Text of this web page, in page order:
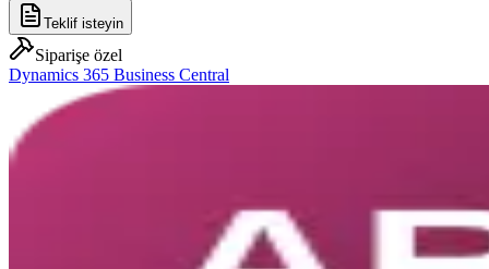
Teklif isteyin
Siparişe özel
Dynamics 365 Business Central